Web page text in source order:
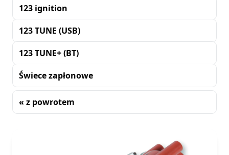
123 ignition
123 TUNE (USB)
123 TUNE+ (BT)
Świece zapłonowe
« z powrotem